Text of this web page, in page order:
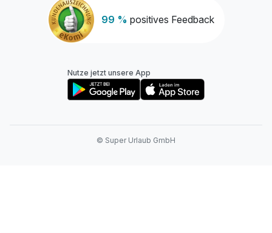
99 % positives Feedback
Nutze jetzt unsere App
© Super Urlaub GmbH